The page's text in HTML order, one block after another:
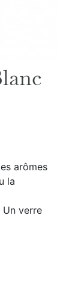
arômes
la
Un verre